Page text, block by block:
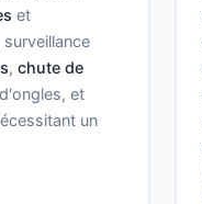
et
surveillance
,chute de
et
un